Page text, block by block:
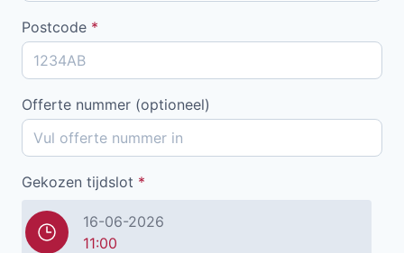
Postcode *
Offerte nummer (optioneel)
Gekozen tijdslot *
16-06-2026
11:00